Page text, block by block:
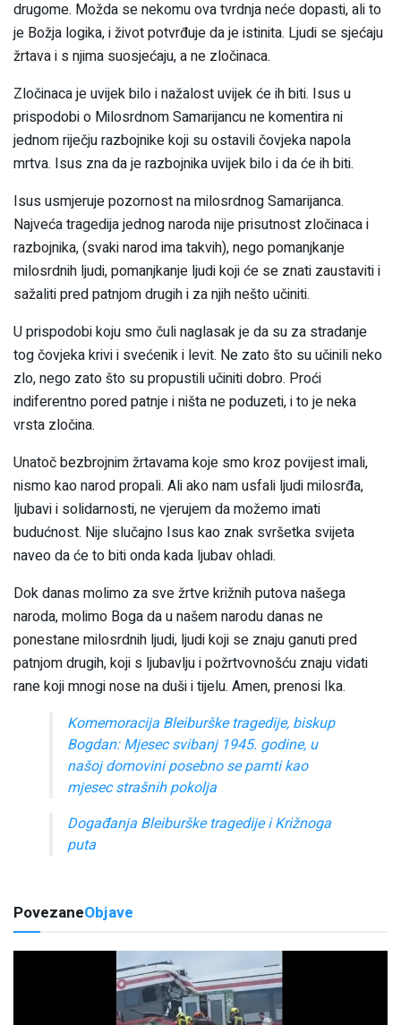
drugome. Možda se nekomu ova tvrdnja neće dopasti, ali to
je Božja logika, i život potvrđuje da je istinita. Ljudi se sjećaju
žrtava i s njima suosjećaju, a ne zločinaca.
Zločinaca je uvijek bilo i nažalost uvijek će ih biti. Isus u
prispodobi o Milosrdnom Samarijancu ne komentira ni
jednom riječju razbojnike koji su ostavili čovjeka napola
mrtva. Isus zna da je razbojnika uvijek bilo i da će ih biti.
Isus usmjeruje pozornost na milosrdnog Samarijanca.
Najveća tragedija jednog naroda nije prisutnost zločinaca i
razbojnika, (svaki narod ima takvih), nego pomanjkanje
milosrdnih ljudi, pomanjkanje ljudi koji će se znati zaustaviti i
sažaliti pred patnjom drugih i za njih nešto učiniti.
U prispodobi koju smo čuli naglasak je da su za stradanje
tog čovjeka krivi i svećenik i levit. Ne zato što su učinili neko
zlo, nego zato što su propustili učiniti dobro. Proći
indiferentno pored patnje i ništa ne poduzeti, i to je neka
vrsta zločina.
Unatoč bezbrojnim žrtavama koje smo kroz povijest imali,
nismo kao narod propali. Ali ako nam usfali ljudi milosrđa,
ljubavi i solidarnosti, ne vjerujem da možemo imati
budućnost. Nije slučajno Isus kao znak svršetka svijeta
naveo da će to biti onda kada ljubav ohladi.
Dok danas molimo za sve žrtve križnih putova našega
naroda, molimo Boga da u našem narodu danas ne
ponestane milosrdnih ljudi, ljudi koji se znaju ganuti pred
patnjom drugih, koji s ljubavlju i požrtvovnošću znaju vidati
rane koji mnogi nose na duši i tijelu. Amen, prenosi Ika.
Komemoracija Bleiburške tragedije, biskup
Bogdan: Mjesec svibanj 1945. godine, u
našoj domovini posebno se pamti kao
mjesec strašnih pokolja
Događanja Bleiburške tragedije i Križnoga
puta
PovezaneObjave